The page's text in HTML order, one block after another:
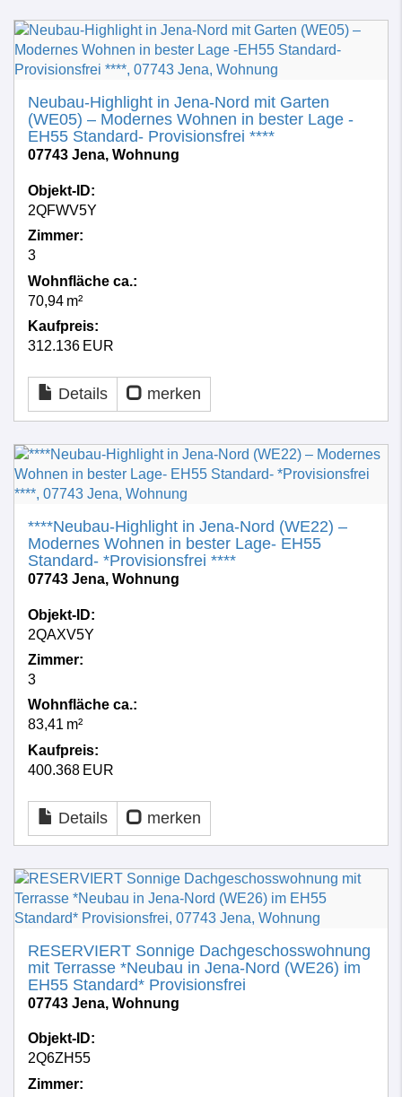
Neubau-Highlight in Jena-Nord mit Garten
(WE05) – Modernes Wohnen in bester Lage -
EH55 Standard- Provisionsfrei ****
07743 Jena, Wohnung
Objekt-ID:
2QFWV5Y
Zimmer:
3
Wohnfläche ca.:
70,94 m²
Kaufpreis:
312.136 EUR
Details merken
****Neubau-Highlight in Jena-Nord (WE22) –
Modernes Wohnen in bester Lage- EH55
Standard- *Provisionsfrei ****
07743 Jena, Wohnung
Objekt-ID:
2QAXV5Y
Zimmer:
3
Wohnfläche ca.:
83,41 m²
Kaufpreis:
400.368 EUR
Details merken
RESERVIERT Sonnige Dachgeschosswohnung
mit Terrasse *Neubau in Jena-Nord (WE26) im
EH55 Standard* Provisionsfrei
07743 Jena, Wohnung
Objekt-ID:
2Q6ZH55
Zimmer: